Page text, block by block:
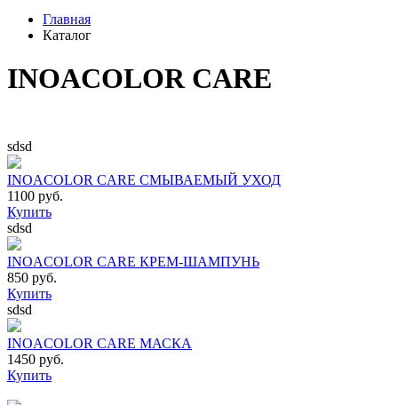
Главная
Каталог
INOACOLOR CARE
sdsd
INOACOLOR CARE СМЫВАЕМЫЙ УХОД
1100 руб.
Купить
sdsd
INOACOLOR CARE КРЕМ-ШАМПУНЬ
850 руб.
Купить
sdsd
INOACOLOR CARE МАСКА
1450 руб.
Купить